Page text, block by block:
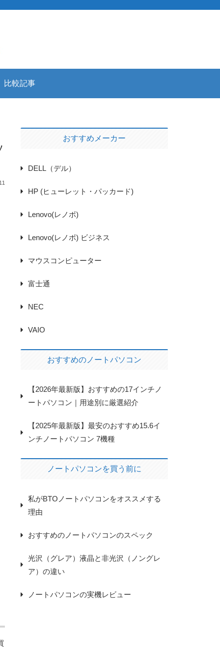
比較記事
おすすめメーカー
DELL（デル）
HP (ヒューレット・パッカード)
Lenovo(レノボ)
Lenovo(レノボ) ビジネス
マウスコンピューター
富士通
NEC
VAIO
おすすめのノートパソコン
【2026年最新版】おすすめの17インチノ
ートパソコン｜用途別に厳選紹介
【2025年最新版】最安のおすすめ15.6イ
ンチノートパソコン 7機種
ノートパソコンを買う前に
私がBTOノートパソコンをオススメする
理由
おすすめのノートパソコンのスペック
光沢（グレア）液晶と非光沢（ノングレ
ア）の違い
ノートパソコンの実機レビュー